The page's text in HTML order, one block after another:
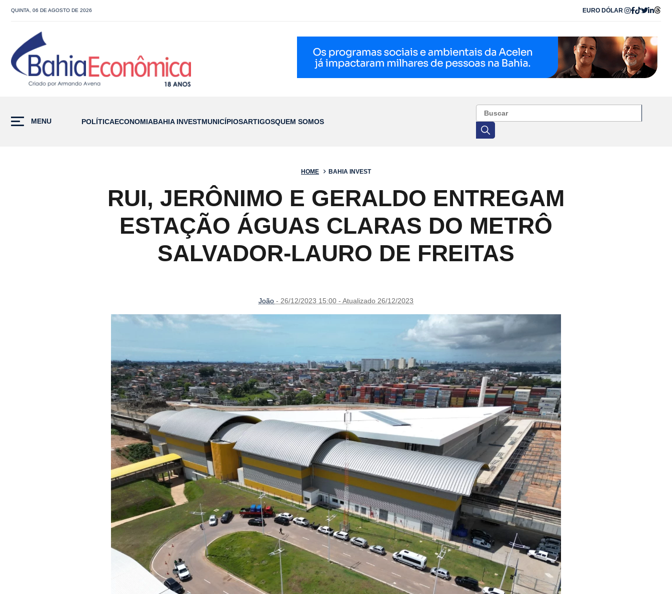
QUINTA, 06 DE AGOSTO DE 2026 EURO DÓLAR
MENU POLÍTICAECONOMIABAHIA INVESTMUNICÍPIOSARTIGOSQUEM SOMOS
HOME BAHIA INVEST
RUI, JERÔNIMO E GERALDO ENTREGAM
ESTAÇÃO ÁGUAS CLARAS DO METRÔ
SALVADOR-LAURO DE FREITAS
João - 26/12/2023 15:00 - Atualizado 26/12/2023